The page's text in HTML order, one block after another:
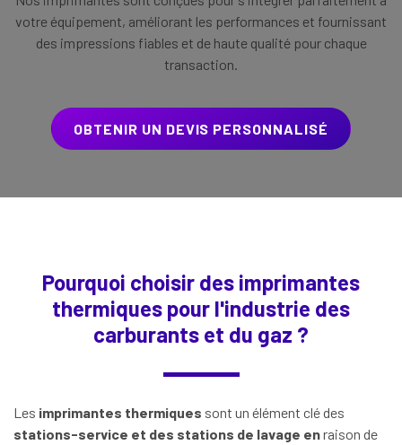
votre équipement, améliorant les performances et fournissant
des impressions fiables et de haute qualité pour chaque
transaction.
OBTENIR UN DEVIS PERSONNALISÉ
Pourquoi choisir des imprimantes
thermiques pour l'industrie des
carburants et du gaz ?
Les imprimantes thermiques sont un élément clé des
stations-service et des stations de lavage enraison de